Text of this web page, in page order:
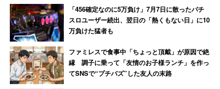
「456確定なのに5万負け」7月7日に散ったパチ
スロユーザー続出、翌日の「熱くもない日」に10
万負けた猛者も
ファミレスで食事中「ちょっと頂戴」が原因で絶
縁 調子に乗って「友情のお子様ランチ」を作っ
てSNSで“プチバズ”した友人の末路